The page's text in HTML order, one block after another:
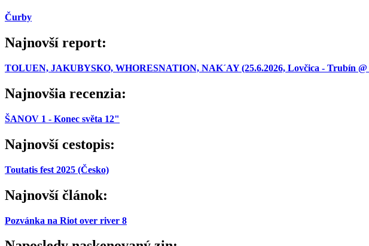
Čurby
Najnovší report:
TOLUEN, JAKUBYSKO, WHORESNATION, NAK´AY (25.6.2026, Lovčica - Trubín @
Najnovšia recenzia:
ŠANOV 1 - Konec světa 12"
Najnovší cestopis:
Toutatis fest 2025 (Česko)
Najnovší článok:
Pozvánka na Riot over river 8